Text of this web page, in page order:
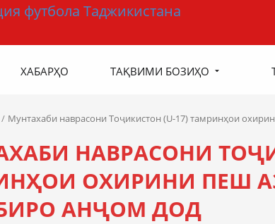
ХАБАРҲО ТАҚВИМИ БОЗИҲО
Мунтахаби наврасони Тоҷикистон (U-17) тамринҳои
НАВРАСОНИ
ОХИРИНИ ПЕШ
АНҶОМ ДОД